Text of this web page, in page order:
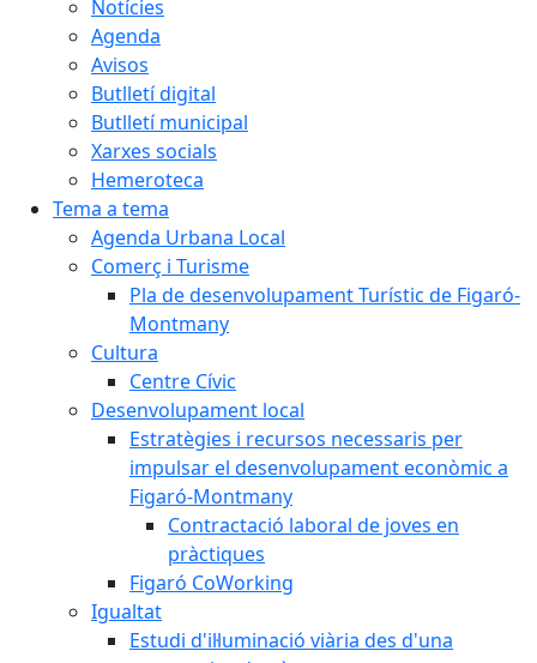
Notícies
Agenda
Avisos
Butlletí digital
Butlletí municipal
Xarxes socials
Hemeroteca
Tema a tema
Agenda Urbana Local
Comerç i Turisme
Pla de desenvolupament Turístic de Figaró-
Montmany
Cultura
Centre Cívic
Desenvolupament local
Estratègies i recursos necessaris per
impulsar el desenvolupament econòmic a
Figaró-Montmany
Contractació laboral de joves en
pràctiques
Figaró CoWorking
Igualtat
Estudi d'il·luminació viària des d'una